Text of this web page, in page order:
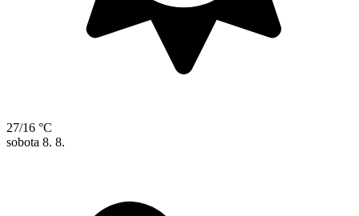
27/16 °C
sobota 8. 8.